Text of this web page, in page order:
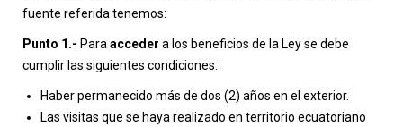
fuente referida tenemos:
Punto 1.- Para acceder a los beneficios de la Ley se debe
cumplir las siguientes condiciones:
Haber permanecido más de dos (2) años en el exterior.
Las visitas que se haya realizado en territorio ecuatoriano